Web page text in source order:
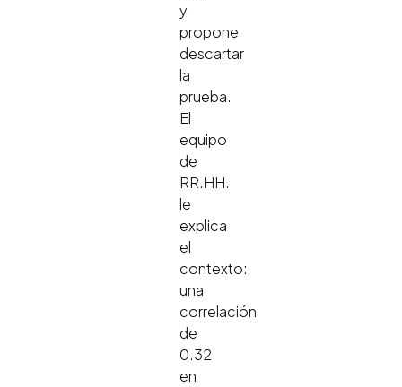
y
propone
descartar
la
prueba.
El
equipo
de
RR.HH.
le
explica
el
contexto:
una
correlación
de
0.32
en